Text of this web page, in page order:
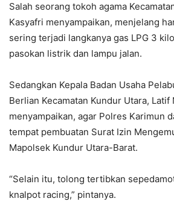
Salah seorang tokoh agama
Kasyafri menyampaikan, menjelang
sering terjadi langkanya gas LPG 3
pasokan listrik dan lampu jalan.
Sedangkan Kepala Badan Usaha
Berlian Kecamatan Kundur Utara, Latif
menyampaikan, agar Polres Karimun
tempat pembuatan Surat Izin
Mapolsek Kundur Utara-Barat.
“Selain itu, tolong tertibkan
knalpot racing,” pintanya.